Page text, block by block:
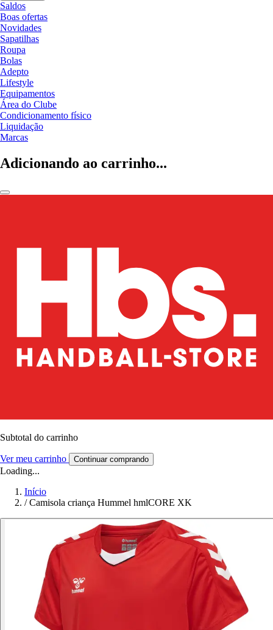
Saldos
Boas ofertas
Novidades
Sapatilhas
Roupa
Bolas
Adepto
Lifestyle
Equipamentos
Área do Clube
Condicionamento físico
Liquidação
Marcas
Adicionando ao carrinho...
Subtotal do carrinho
Ver meu carrinho Continuar comprando
Loading...
Início
/ Camisola criança Hummel hmlCORE XK